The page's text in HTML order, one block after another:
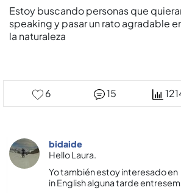
Estoy buscando personas que
speaking y pasar un rato agradable
la naturaleza
6 15
bidaide
Hello Laura.
Yo también estoy interesado
in English alguna tarde